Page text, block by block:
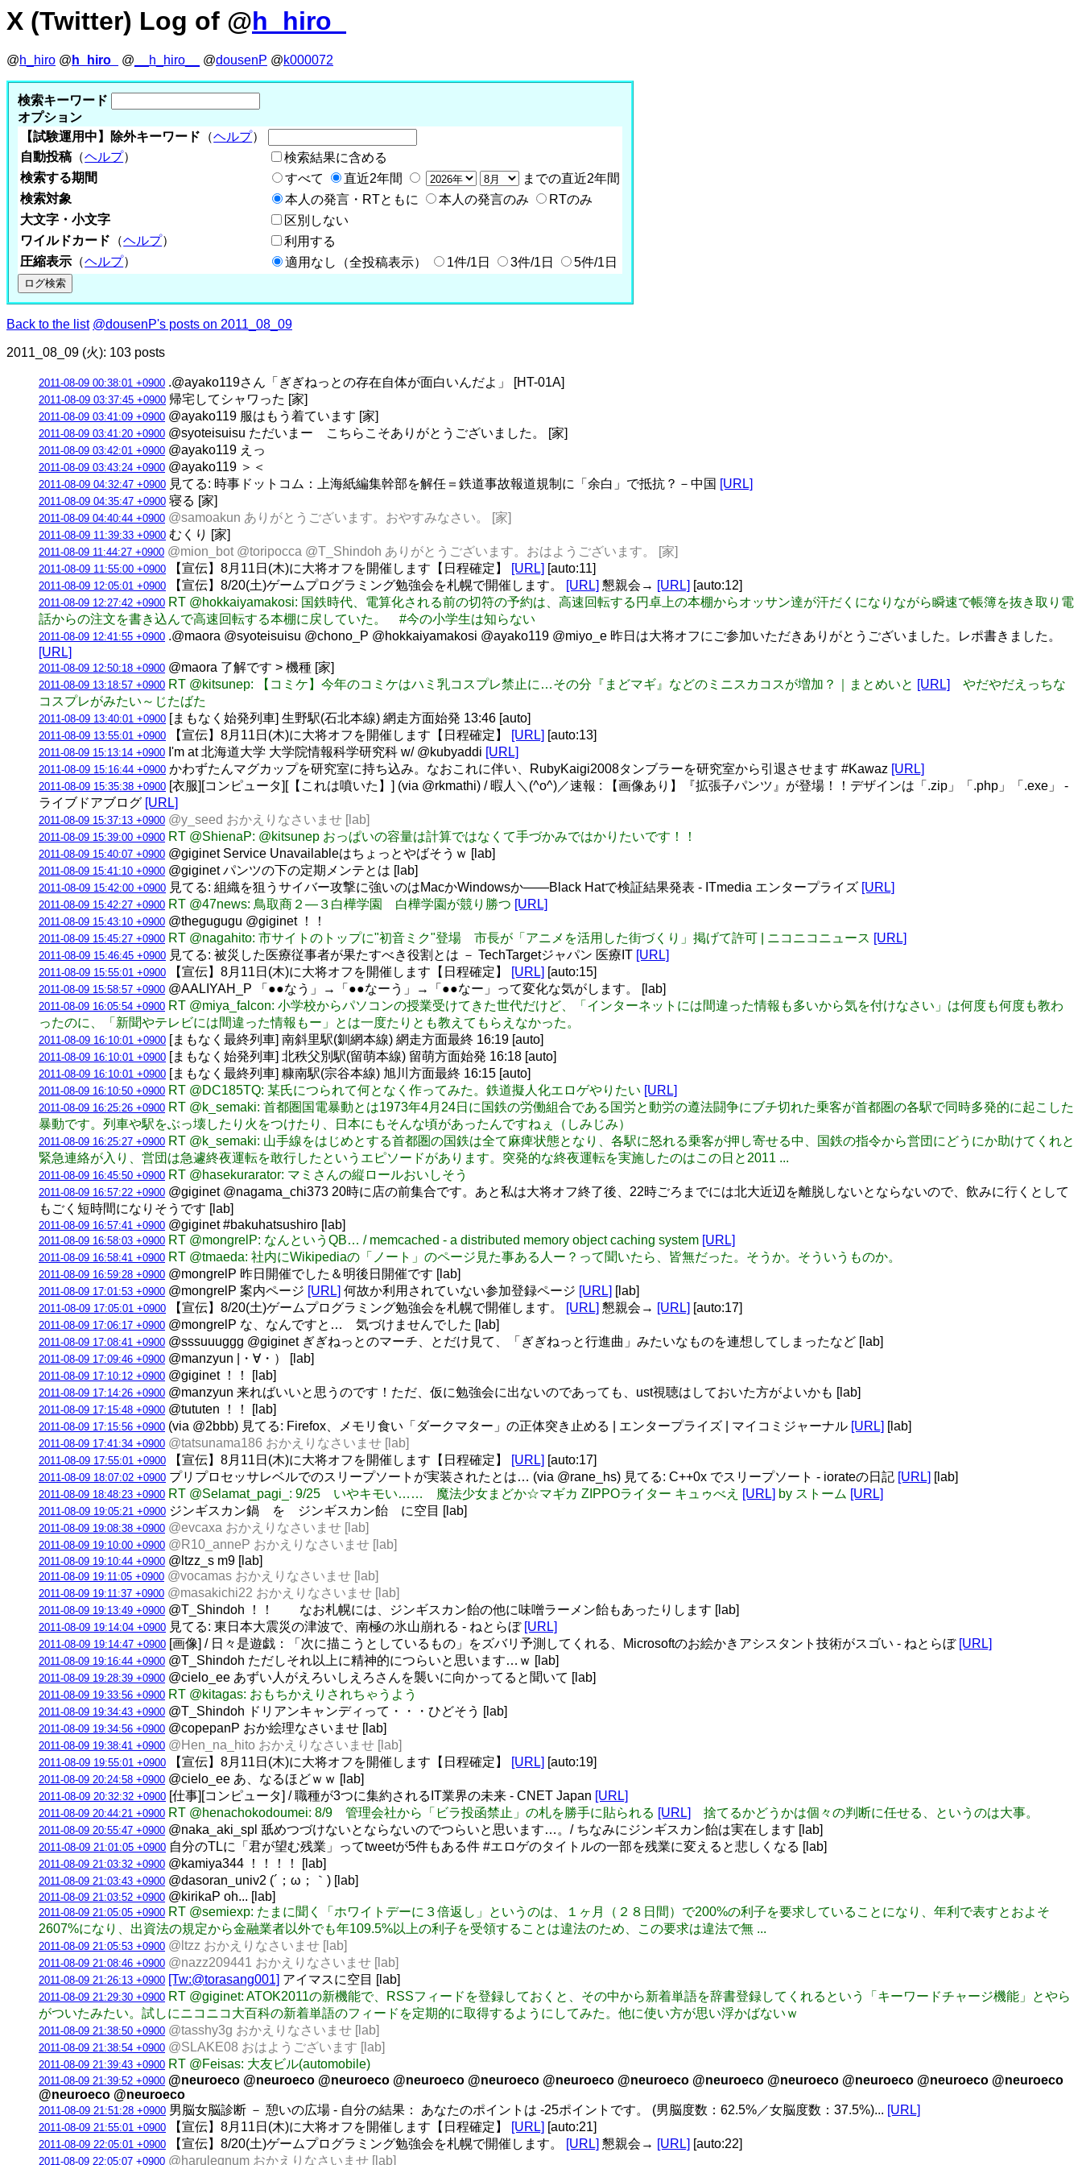
X (Twitter) Log of @h_hiro_
@h_hiro @ h_hiro_ @ __h_hiro__ @dousenP @k000072
検索キーワード
オプション
【試験運用中】除外キーワード （ヘルプ）
自動投稿 （ヘルプ）
検索結果に含める
検索する期間
すべて 直近2年間
までの直近2年間
検索対象
本人の発言・RTともに 本人の発言のみ
RTのみ
大文字・小文字
区別しない
ワイルドカード （ヘルプ）
利用する
圧縮表示 （ヘルプ） 適用なし（全投稿表示） 1件/1日 3件/1日 5件/1日
Back to the list @dousenP's posts on 2011_08_09
2011_08_09 (火): 103 posts
2011-08-09 00:38:01 +0900 .@ayako119さん「ぎぎねっとの存在自体が面白いんだよ」 [HT-01A]
2011-08-09 03:37:45 +0900 帰宅してシャワった [家]
2011-08-09 03:41:09 +0900 @ayako119 服はもう着ています [家]
2011-08-09 03:41:20 +0900 @syoteisuisu ただいまー こちらこそありがとうございました。 [家]
2011-08-09 03:42:01 +0900 @ayako119 えっ
2011-08-09 03:43:24 +0900 @ayako119 ＞＜
2011-08-09 04:32:47 +0900 見てる: 時事ドットコム：上海紙編集幹部を解任＝鉄道事故報道規制に「余白」で抵抗？－中国 [URL]
2011-08-09 04:35:47 +0900 寝る [家]
2011-08-09 04:40:44 +0900 @samoakun ありがとうございます。おやすみなさい。 [家]
2011-08-09 11:39:33 +0900 むくり [家]
2011-08-09 11:44:27 +0900 @mion_bot @toripocca @T_Shindoh ありがとうございます。おはようございます。 [家]
2011-08-09 11:55:00 +0900 【宣伝】8月11日(木)に大将オフを開催します【日程確定】 [URL] [auto:11]
2011-08-09 12:05:01 +0900 【宣伝】8/20(土)ゲームプログラミング勉強会を札幌で開催します。 [URL] 懇親会→ [URL] [auto:12]
2011-08-09 12:27:42 +0900 RT @hokkaiyamakosi: 国鉄時代、電算化される前の切符の予約は、高速回転する円卓上の本棚からオッサン達が汗だくになりながら瞬速で帳簿を抜き取り電
話からの注文を書き込んで高速回転する本棚に戻していた。 #今の小学生は知らない
2011-08-09 12:41:55 +0900 .@maora @syoteisuisu @chono_P @hokkaiyamakosi @ayako119 @miyo_e 昨日は大将オフにご参加いただきありがとうございました。レポ書きました。
[URL]
2011-08-09 12:50:18 +0900 @maora 了解です > 機種 [家]
2011-08-09 13:18:57 +0900 RT @kitsunep: 【コミケ】今年のコミケはハミ乳コスプレ禁止に…その分『まどマギ』などのミニスカコスが増加？｜まとめいと [URL]
やだやだえっちな
コスプレがみたい～じたばた
2011-08-09 13:40:01 +0900 [まもなく始発列車] 生野駅(石北本線) 網走方面始発 13:46 [auto]
2011-08-09 13:55:01 +0900 【宣伝】8月11日(木)に大将オフを開催します【日程確定】 [URL] [auto:13]
2011-08-09 15:13:14 +0900 I'm at 北海道大学 大学院情報科学研究科 w/ @kubyaddi [URL]
2011-08-09 15:16:44 +0900 かわずたんマグカップを研究室に持ち込み。なおこれに伴い、RubyKaigi2008タンブラーを研究室から引退させます #Kawaz [URL]
2011-08-09 15:35:38 +0900 [衣服][コンピュータ][【これは噴いた】] (via @rkmathi) / 暇人＼(^o^)／速報 : 【画像あり】『拡張子パンツ』が登場！！デザインは「.zip」「.php」「.exe」 -
ライブドアブログ [URL]
2011-08-09 15:37:13 +0900 @y_seed おかえりなさいませ [lab]
2011-08-09 15:39:00 +0900 RT @ShienaP: @kitsunep おっぱいの容量は計算ではなくて手づかみではかりたいです！！
2011-08-09 15:40:07 +0900 @giginet Service Unavailableはちょっとやばそうｗ [lab]
2011-08-09 15:41:10 +0900 @giginet パンツの下の定期メンテとは [lab]
2011-08-09 15:42:00 +0900 見てる: 組織を狙うサイバー攻撃に強いのはMacかWindowsか――Black Hatで検証結果発表 - ITmedia エンタープライズ [URL]
2011-08-09 15:42:27 +0900 RT @47news: 鳥取商２―３白樺学園 白樺学園が競り勝つ [URL]
2011-08-09 15:43:10 +0900 @thegugugu @giginet ！！
2011-08-09 15:45:27 +0900 RT @nagahito: 市サイトのトップに"初音ミク"登場 市長が「アニメを活用した街づくり」掲げて許可 | ニコニコニュース [URL]
2011-08-09 15:46:45 +0900 見てる: 被災した医療従事者が果たすべき役割とは － TechTargetジャパン 医療IT [URL]
2011-08-09 15:55:01 +0900 【宣伝】8月11日(木)に大将オフを開催します【日程確定】 [URL] [auto:15]
2011-08-09 15:58:57 +0900 @AALIYAH_P 「●●なう」→「●●なーう」→「●●なー」って変化な気がします。 [lab]
2011-08-09 16:05:54 +0900 RT @miya_falcon: 小学校からパソコンの授業受けてきた世代だけど、「インターネットには間違った情報も多いから気を付けなさい」は何度も何度も教わ
ったのに、「新聞やテレビには間違った情報もー」とは一度たりとも教えてもらえなかった。
2011-08-09 16:10:01 +0900 [まもなく最終列車] 南斜里駅(釧網本線) 網走方面最終 16:19 [auto]
2011-08-09 16:10:01 +0900 [まもなく始発列車] 北秩父別駅(留萌本線) 留萌方面始発 16:18 [auto]
2011-08-09 16:10:01 +0900 [まもなく最終列車] 糠南駅(宗谷本線) 旭川方面最終 16:15 [auto]
2011-08-09 16:10:50 +0900 RT @DC185TQ: 某氏につられて何となく作ってみた。鉄道擬人化エロゲやりたい [URL]
2011-08-09 16:25:26 +0900 RT @k_semaki: 首都圏国電暴動とは1973年4月24日に国鉄の労働組合である国労と動労の遵法闘争にブチ切れた乗客が首都圏の各駅で同時多発的に起こした
暴動です。列車や駅をぶっ壊したり火をつけたり、日本にもそんな頃があったんですねぇ（しみじみ）
2011-08-09 16:25:27 +0900 RT @k_semaki: 山手線をはじめとする首都圏の国鉄は全て麻痺状態となり、各駅に怒れる乗客が押し寄せる中、国鉄の指令から営団にどうにか助けてくれと
緊急連絡が入り、営団は急遽終夜運転を敢行したというエピソードがあります。突発的な終夜運転を実施したのはこの日と2011 ...
2011-08-09 16:45:50 +0900 RT @hasekurarator: マミさんの縦ロールおいしそう
2011-08-09 16:57:22 +0900 @giginet @nagama_chi373 20時に店の前集合です。あと私は大将オフ終了後、22時ごろまでには北大近辺を離脱しないとならないので、飲みに行くとして
もごく短時間になりそうです [lab]
2011-08-09 16:57:41 +0900 @giginet #bakuhatsushiro [lab]
2011-08-09 16:58:03 +0900 RT @mongrelP: なんというQB… / memcached - a distributed memory object caching system [URL]
2011-08-09 16:58:41 +0900 RT @tmaeda: 社内にWikipediaの「ノート」のページ見た事ある人ー？って聞いたら、皆無だった。そうか。そういうものか。
2011-08-09 16:59:28 +0900 @mongrelP 昨日開催でした＆明後日開催です [lab]
2011-08-09 17:01:53 +0900 @mongrelP 案内ページ [URL] 何故か利用されていない参加登録ページ [URL] [lab]
2011-08-09 17:05:01 +0900 【宣伝】8/20(土)ゲームプログラミング勉強会を札幌で開催します。 [URL] 懇親会→ [URL] [auto:17]
2011-08-09 17:06:17 +0900 @mongrelP な、なんですと… 気づけませんでした [lab]
2011-08-09 17:08:41 +0900 @sssuuuggg @giginet ぎぎねっとのマーチ、とだけ見て、「ぎぎねっと行進曲」みたいなものを連想してしまったなど [lab]
2011-08-09 17:09:46 +0900 @manzyun |・∀・） [lab]
2011-08-09 17:10:12 +0900 @giginet ！！ [lab]
2011-08-09 17:14:26 +0900 @manzyun 来ればいいと思うのです！ただ、仮に勉強会に出ないのであっても、ust視聴はしておいた方がよいかも [lab]
2011-08-09 17:15:48 +0900 @tututen ！！ [lab]
2011-08-09 17:15:56 +0900 (via @2bbb) 見てる: Firefox、メモリ食い「ダークマター」の正体突き止める | エンタープライズ | マイコミジャーナル [URL] [lab]
2011-08-09 17:41:34 +0900 @tatsunama186 おかえりなさいませ [lab]
2011-08-09 17:55:01 +0900 【宣伝】8月11日(木)に大将オフを開催します【日程確定】 [URL] [auto:17]
2011-08-09 18:07:02 +0900 プリプロセッサレベルでのスリープソートが実装されたとは… (via @rane_hs) 見てる: C++0x でスリープソート - iorateの日記 [URL] [lab]
2011-08-09 18:48:23 +0900 RT @Selamat_pagi_: 9/25 いやキモい…… 魔法少女まどか☆マギカ ZIPPOライター キュゥべえ [URL] by ストーム [URL]
2011-08-09 19:05:21 +0900 ジンギスカン鍋 を ジンギスカン飴 に空目 [lab]
2011-08-09 19:08:38 +0900 @evcaxa おかえりなさいませ [lab]
2011-08-09 19:10:00 +0900 @R10_anneP おかえりなさいませ [lab]
2011-08-09 19:10:44 +0900 @ltzz_s m9 [lab]
2011-08-09 19:11:05 +0900 @vocamas おかえりなさいませ [lab]
2011-08-09 19:11:37 +0900 @masakichi22 おかえりなさいませ [lab]
2011-08-09 19:13:49 +0900 @T_Shindoh ！！ なお札幌には、ジンギスカン飴の他に味噌ラーメン飴もあったりします [lab]
2011-08-09 19:14:04 +0900 見てる: 東日本大震災の津波で、南極の氷山崩れる - ねとらぼ [URL]
2011-08-09 19:14:47 +0900 [画像] / 日々是遊戯：「次に描こうとしているもの」をズバリ予測してくれる、Microsoftのお絵かきアシスタント技術がスゴい - ねとらぼ [URL]
2011-08-09 19:16:44 +0900 @T_Shindoh ただしそれ以上に精神的につらいと思います…ｗ [lab]
2011-08-09 19:28:39 +0900 @cielo_ee あずい人がえろいしえろさんを襲いに向かってると聞いて [lab]
2011-08-09 19:33:56 +0900 RT @kitagas: おもちかえりされちゃうよう
2011-08-09 19:34:43 +0900 @T_Shindoh ドリアンキャンディって・・・ひどそう [lab]
2011-08-09 19:34:56 +0900 @copepanP おか絵理なさいませ [lab]
2011-08-09 19:38:41 +0900 @Hen_na_hito おかえりなさいませ [lab]
2011-08-09 19:55:01 +0900 【宣伝】8月11日(木)に大将オフを開催します【日程確定】 [URL] [auto:19]
2011-08-09 20:24:58 +0900 @cielo_ee あ、なるほどｗｗ [lab]
2011-08-09 20:32:32 +0900 [仕事][コンピュータ] / 職種が3つに集約されるIT業界の未来 - CNET Japan [URL]
2011-08-09 20:44:21 +0900 RT @henachokodoumei: 8/9 管理会社から「ビラ投函禁止」の札を勝手に貼られる [URL] 捨てるかどうかは個々の判断に任せる、というのは大事。
2011-08-09 20:55:47 +0900 @naka_aki_spl 舐めつづけないとならないのでつらいと思います…。/ ちなみにジンギスカン飴は実在します [lab]
2011-08-09 21:01:05 +0900 自分のTLに「君が望む残業」ってtweetが5件もある件 #エロゲのタイトルの一部を残業に変えると悲しくなる [lab]
2011-08-09 21:03:32 +0900 @kamiya344 ！！！！ [lab]
2011-08-09 21:03:43 +0900 @dasoran_univ2 (´；ω；｀) [lab]
2011-08-09 21:03:52 +0900 @kirikaP oh... [lab]
2011-08-09 21:05:05 +0900 RT @semiexp: たまに聞く「ホワイトデーに３倍返し」というのは、１ヶ月（２８日間）で200%の利子を要求していることになり、年利で表すとおよそ
2607%になり、出資法の規定から金融業者以外でも年109.5%以上の利子を受領することは違法のため、この要求は違法で無 ...
2011-08-09 21:05:53 +0900 @ltzz おかえりなさいませ [lab]
2011-08-09 21:08:46 +0900 @nazz209441 おかえりなさいませ [lab]
2011-08-09 21:26:13 +0900 [Tw:@torasang001] アイマスに空目 [lab]
2011-08-09 21:29:30 +0900 RT @giginet: ATOK2011の新機能で、RSSフィードを登録しておくと、その中から新着単語を辞書登録してくれるという「キーワードチャージ機能」とやら
がついたみたい。試しにニコニコ大百科の新着単語のフィードを定期的に取得するようにしてみた。他に使い方が思い浮かばないｗ
2011-08-09 21:38:50 +0900 @tasshy3g おかえりなさいませ [lab]
2011-08-09 21:38:54 +0900 @SLAKE08 おはようございます [lab]
2011-08-09 21:39:43 +0900 RT @Feisas: 大友ビル(automobile)
2011-08-09 21:39:52 +0900 @neuroeco @neuroeco @neuroeco @neuroeco @neuroeco @neuroeco @neuroeco @neuroeco @neuroeco @neuroeco @neuroeco @neuroeco
@neuroeco @neuroeco
2011-08-09 21:51:28 +0900 男脳女脳診断 － 憩いの広場 - 自分の結果： あなたのポイントは -25ポイントです。 (男脳度数：62.5%／女脳度数：37.5%)... [URL]
2011-08-09 21:55:01 +0900 【宣伝】8月11日(木)に大将オフを開催します【日程確定】 [URL] [auto:21]
2011-08-09 22:05:01 +0900 【宣伝】8/20(土)ゲームプログラミング勉強会を札幌で開催します。 [URL] 懇親会→ [URL] [auto:22]
2011-08-09 22:05:07 +0900 @harulegnum おかえりなさいませ [lab]